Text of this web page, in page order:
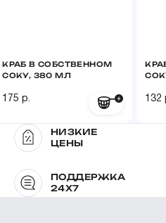
КРАБ В СОБСТВЕННОМ
СОКУ, 380 МЛ
175 р. 132
НИЗКИЕ
ЦЕНЫ
ПОДДЕРЖКА
24X7